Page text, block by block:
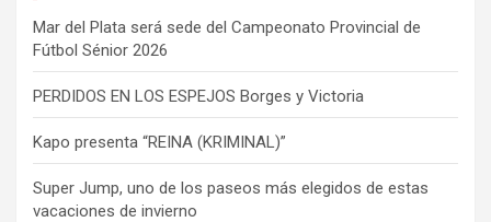
Mar del Plata será sede del Campeonato Provincial de
Fútbol Sénior 2026
PERDIDOS EN LOS ESPEJOS Borges y Victoria
Kapo presenta “REINA (KRIMINAL)”
Super Jump, uno de los paseos más elegidos de estas
vacaciones de invierno